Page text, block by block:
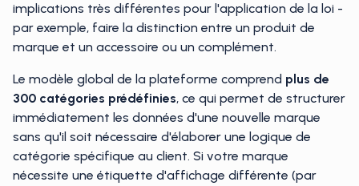
implications très différentes pour l'application de la loi -
par exemple, faire la distinction entre un produit de
marque et un accessoire ou un complément.
Le modèle global de la plateforme comprend plus de
300 catégories prédéfinies, ce qui permet de structurer
immédiatement les données d'une nouvelle marque
sans qu'il soit nécessaire d'élaborer une logique de
catégorie spécifique au client. Si votre marque
nécessite une étiquette d'affichage différente (par